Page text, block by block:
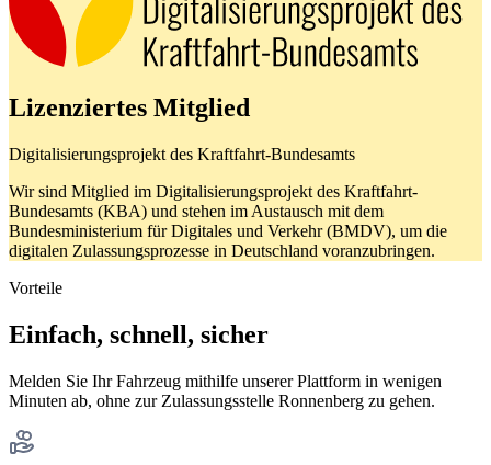
Lizenziertes Mitglied
Digitalisierungsprojekt des Kraftfahrt-Bundesamts
Wir sind Mitglied im Digitalisierungsprojekt des Kraftfahrt-
Bundesamts (KBA) und stehen im Austausch mit dem
Bundesministerium für Digitales und Verkehr (BMDV), um die
digitalen Zulassungsprozesse in Deutschland voranzubringen.
Vorteile
Einfach, schnell, sicher
Melden Sie Ihr Fahrzeug mithilfe unserer Plattform in wenigen
Minuten ab, ohne zur Zulassungsstelle Ronnenberg zu gehen.